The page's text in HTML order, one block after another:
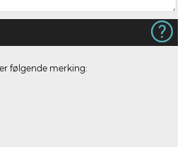
følgende merking: